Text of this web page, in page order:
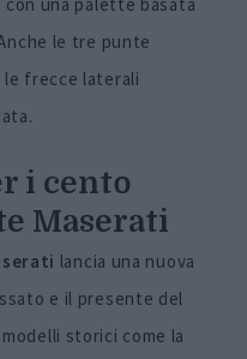
le tre punte
le frecce laterali
i cento
Maserati
lancia una nuova
e il presente del
storici come la